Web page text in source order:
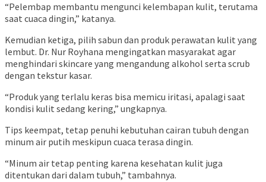
“Pelembap membantu mengunci kelembapan kulit, terutama
saat cuaca dingin,” katanya.
Kemudian ketiga, pilih sabun dan produk perawatan kulit yang
lembut. Dr. Nur Royhana mengingatkan masyarakat agar
menghindari skincare yang mengandung alkohol serta scrub
dengan tekstur kasar.
“Produk yang terlalu keras bisa memicu iritasi, apalagi saat
kondisi kulit sedang kering,” ungkapnya.
Tips keempat, tetap penuhi kebutuhan cairan tubuh dengan
minum air putih meskipun cuaca terasa dingin.
“Minum air tetap penting karena kesehatan kulit juga
ditentukan dari dalam tubuh,” tambahnya.